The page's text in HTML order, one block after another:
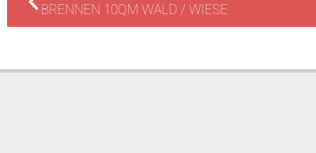
BRENNEN 10QM WALD / WIESE